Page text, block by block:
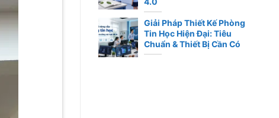
4.0
Giải Pháp Thiết Kế Phòng
Tin Học Hiện Đại: Tiêu
Chuẩn & Thiết Bị Cần Có